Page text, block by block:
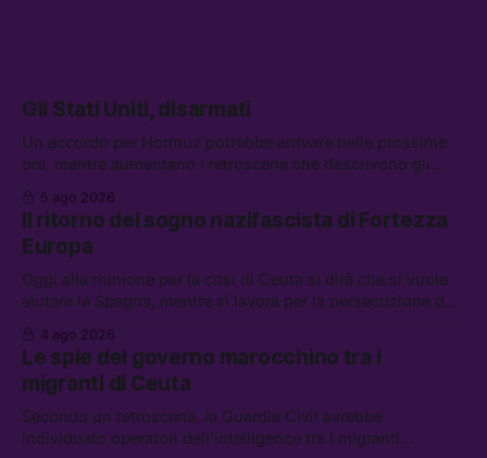
Gli Stati Uniti, disarmati
Un accordo per Hormuz potrebbe arrivare nelle prossime
ore, mentre aumentano i retroscena che descrivono gli
chi aspetta i dispersi di Ceuta, il boom dei carburanti
diluiti, e quanti attivisti anti data center sono stati arrestati
5 ago 2026
Il ritorno del sogno nazifascista di Fortezza
Europa
Oggi alla riunione per la crisi di Ceuta si dirà che si vuole
aiutare la Spagna, mentre si lavora per la persecuzione dei
spontanei a Gaza, un giovane di 19 anni è morto sotto il
sole per raccogliere pomodori, e cosa dice l’AI Act europeo
4 ago 2026
Le spie del governo marocchino tra i
migranti di Ceuta
Secondo un retroscena, la Guardia Civil avrebbe
individuato operatori dell’intelligence tra i migranti